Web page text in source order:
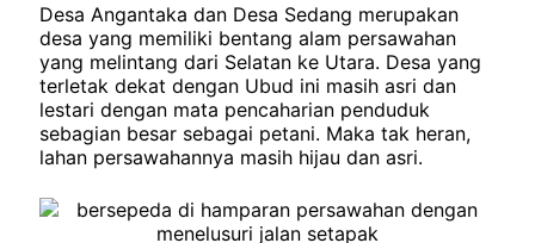
Desa Angantaka dan Desa Sedang merupakan
desa yang memiliki bentang alam persawahan
yang melintang dari Selatan ke Utara. Desa yang
terletak dekat dengan Ubud ini masih asri dan
lestari dengan mata pencaharian penduduk
sebagian besar sebagai petani. Maka tak heran,
lahan persawahannya masih hijau dan asri.